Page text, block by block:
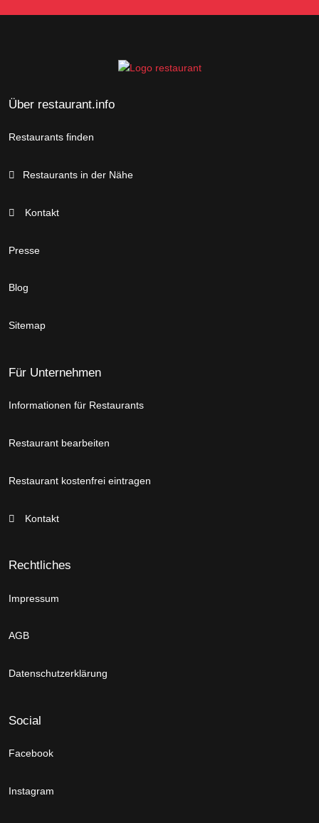
Über restaurant.info
Restaurants finden
Restaurants in der Nähe
Kontakt
Presse
Blog
Sitemap
Für Unternehmen
Informationen für Restaurants
Restaurant bearbeiten
Restaurant kostenfrei eintragen
Kontakt
Rechtliches
Impressum
AGB
Datenschutzerklärung
Social
Facebook
Instagram